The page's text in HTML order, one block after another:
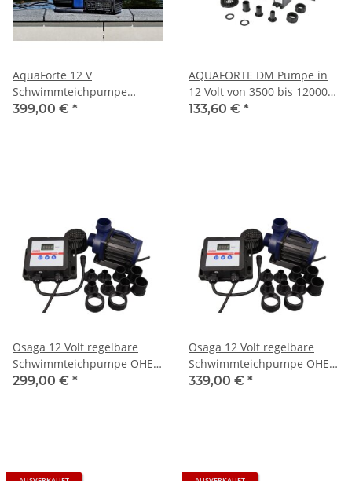
AquaForte 12 V
Schwimmteichpumpe
20.000LV regelbar
399,00 € *
AQUAFORTE DM Pumpe in
12 Volt von 3500 bis 12000
Liter
133,60 € *
Osaga 12 Volt regelbare
Schwimmteichpumpe OHE
VX 15000 Liter max 144 Watt
299,00 € *
Osaga 12 Volt regelbare
Schwimmteichpumpe OHE
20000 Liter 189 Watt
339,00 € *